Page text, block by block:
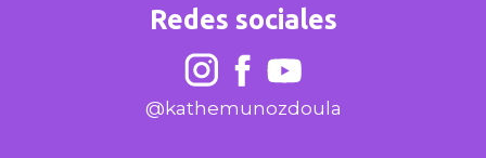
Redes sociales
@kathemunozdoula